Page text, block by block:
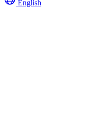
English